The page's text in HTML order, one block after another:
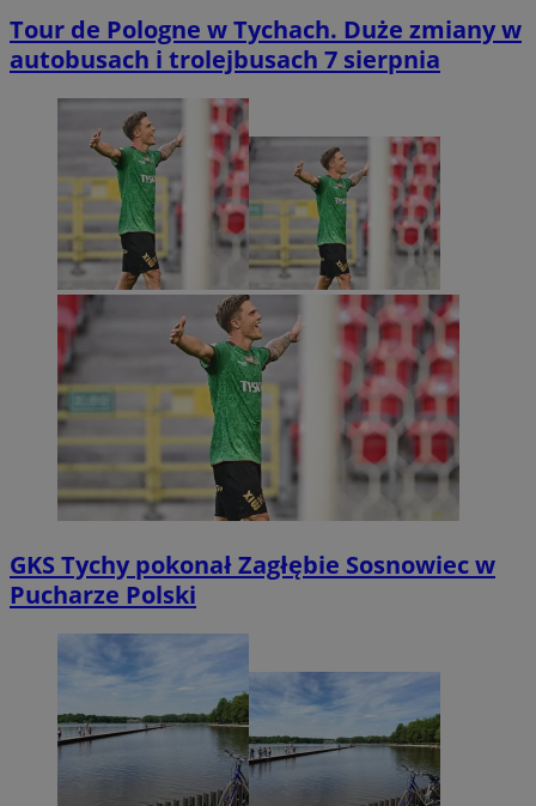
Tour de Pologne w Tychach. Duże zmiany w
autobusach i trolejbusach 7 sierpnia
GKS Tychy pokonał Zagłębie Sosnowiec w
Pucharze Polski